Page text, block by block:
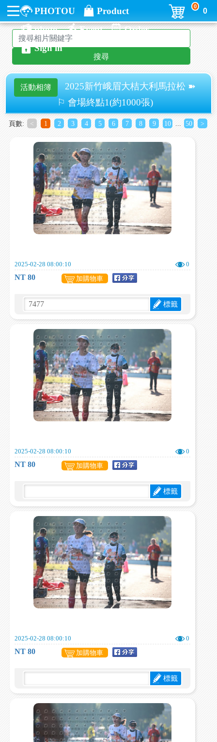
PHOTOU
Product
photo
Event
Order
Sign in
0
0
搜尋
活動相簿
2025新竹峨眉大桔大利馬拉松 ➽
⚐ 會場終點1(約1000張)
頁數: < 1 2 3 4 5 6 7 8 9 10 50 >
2025-02-28 08:00:10 0
NT 80 加購物車
標籤
2025-02-28 08:00:10 0
NT 80 加購物車
標籤
2025-02-28 08:00:10 0
NT 80 加購物車
標籤